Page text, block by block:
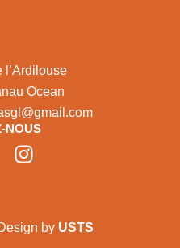
l’Ardilouse
Ocean
NOUS
by USTS